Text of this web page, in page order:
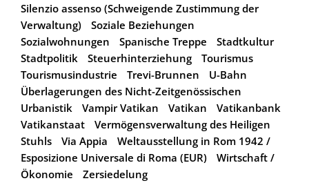
Silenzio assenso (Schweigende Zustimmung der
Verwaltung)
Soziale Beziehungen
Sozialwohnungen
Spanische Treppe
Stadtkultur
Stadtpolitik
Steuerhinterziehung
Tourismus
Tourismusindustrie
Trevi-Brunnen
U-Bahn
Überlagerungen des Nicht-Zeitgenössischen
Urbanistik
Vampir Vatikan Vatikan
Vatikanbank
Vatikanstaat
Vermögensverwaltung des Heiligen
Stuhls
Via Appia
Weltausstellung in Rom 1942 /
Esposizione Universale di Roma (EUR)
Wirtschaft /
Ökonomie
Zersiedelung